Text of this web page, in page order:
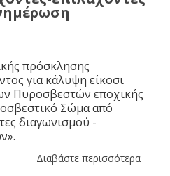
πρόσκλησης
για κάλυψη είκοσι
Πυροσβεστών εποχικής
Σώμα από
διαγωνισμού -
Διαβάστε περισσότερα